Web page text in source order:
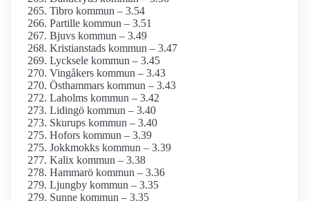
Tibro kommun – 3.54
Partille kommun – 3.51
Bjuvs kommun – 3.49
Kristianstads kommun – 3.47
Lycksele kommun – 3.45
Vingåkers kommun – 3.43
Östhammars kommun – 3.43
Laholms kommun – 3.42
Lidingö kommun – 3.40
Skurups kommun – 3.40
Hofors kommun – 3.39
Jokkmokks kommun – 3.39
Kalix kommun – 3.38
Hammarö kommun – 3.36
Ljungby kommun – 3.35
Sunne kommun – 3.35